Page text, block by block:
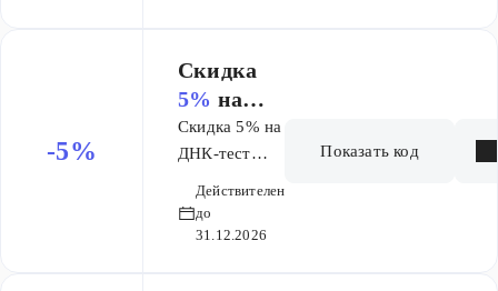
-5%
​Скидка
5% на
ДНК-тест
Питание
Скидка 5% на
ДНК-тест
Действителен
до
31.12.2026
Показать код